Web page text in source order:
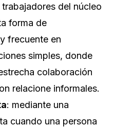
del núcleo
forma de
frecuente en
simples, donde
colaboración
relacione informales.
: mediante una
cuando una persona